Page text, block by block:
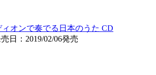
オンで奏でる日本のうた CD
日：2019/02/06発売